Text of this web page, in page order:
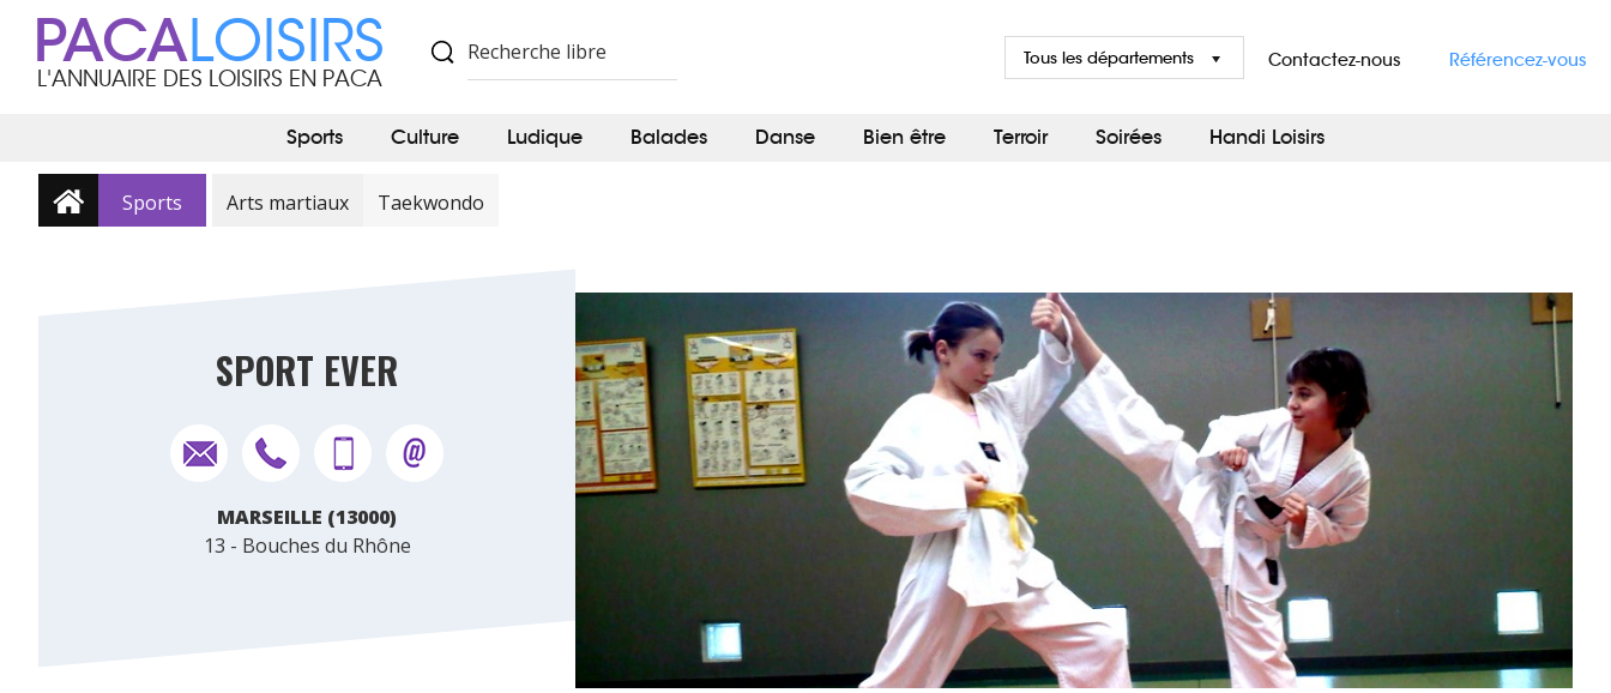
PACALOISIRS
L'ANNUAIRE DES LOISIRS EN PACA
Contactez-nous Référencez-vous
Tous les départements
Sports Culture Ludique Balades Danse Bien être Terroir Soirées Handi Loisirs
Sports Arts martiaux Taekwondo
SPORT EVER
MARSEILLE (13000)
13 - Bouches du Rhône